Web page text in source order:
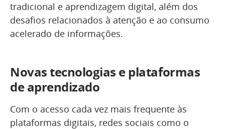
tradicional e aprendizagem digital, além dos
desafios relacionados à atenção e ao consumo
acelerado de informações.
Novas tecnologias e plataformas
de aprendizado
Com o acesso cada vez mais frequente às
plataformas digitais, redes sociais como o